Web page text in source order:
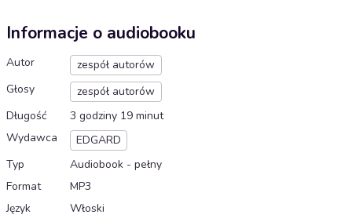
Informacje o audiobooku
Autor
zespół autorów
Głosy
zespół autorów
Długość
3 godziny 19 minut
Wydawca
EDGARD
Typ
Audiobook - pełny
Format
MP3
Język
Włoski